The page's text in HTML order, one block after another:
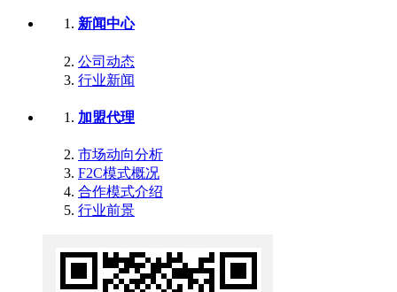
新闻中心
公司动态
行业新闻
加盟代理
市场动向分析
F2C模式概况
合作模式介绍
行业前景